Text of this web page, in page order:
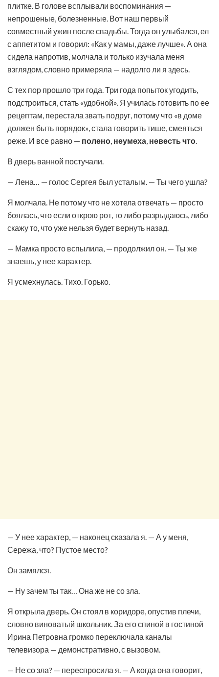
плитке. В голове всплывали воспоминания —
непрошеные, болезненные. Вот наш первый
совместный ужин после свадьбы. Тогда он улыбался, ел
с аппетитом и говорил: «Как у мамы, даже лучше». А она
сидела напротив, молчала и только изучала меня
взглядом, словно примеряла — надолго ли я здесь.
С тех пор прошло три года. Три года попыток угодить,
подстроиться, стать «удобной». Я училась готовить по ее
рецептам, перестала звать подруг, потому что «в доме
должен быть порядок», стала говорить тише, смеяться
реже. И все равно — полено неумеха невесть что
В дверь ванной постучали.
— Лена… — голос Сергея был усталым. — Ты чего ушла?
Я молчала. Не потому что не хотела отвечать — просто
боялась, что если открою рот, то либо разрыдаюсь, либо
скажу то, что уже нельзя будет вернуть назад.
— Мамка просто вспылила, — продолжил он. — Ты же
знаешь, у нее характер.
Я усмехнулась. Тихо. Горько.
— У нее характер, — наконец сказала я. — А у меня,
Сережа, что? Пустое место?
Он замялся.
— Ну зачем ты так… Она же не со зла.
Я открыла дверь. Он стоял в коридоре, опустив плечи,
словно виноватый школьник. За его спиной в гостиной
Ирина Петровна громко переключала каналы
телевизора — демонстративно, с вызовом.
— Не со зла? — переспросила я. — А когда она говорит,